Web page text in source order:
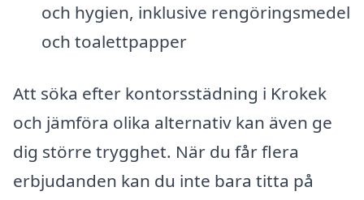
och hygien, inklusive rengöringsmedel
och toalettpapper
Att söka efter kontorsstädning i Krokek
och jämföra olika alternativ kan även ge
dig större trygghet. När du får flera
erbjudanden kan du inte bara titta på